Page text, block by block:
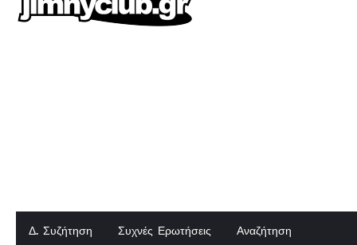
Δ. Συζήτηση Συχνές Ερωτήσεις Αναζήτηση